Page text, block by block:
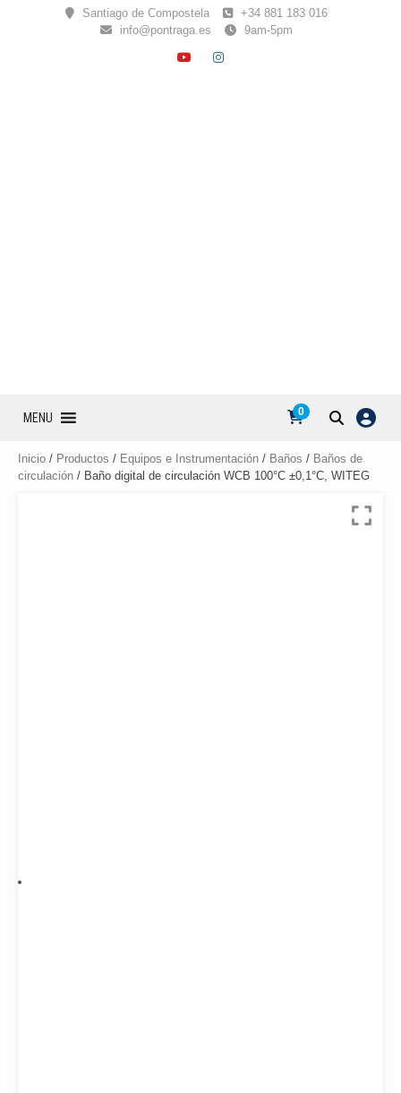
Santiago de Compostela
+34 881 183 016
info@pontraga.es
9am-5pm
YOUTUBE
INSTAGRAM
MENU 0
Inicio / Productos / Equipos e Instrumentación / Baños / Baños de
circulación / Baño digital de circulación WCB 100°C ±0,1°C, WITEG